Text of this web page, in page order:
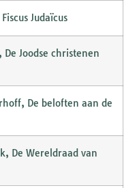
Judaïcus
Joodse christenen
De beloften aan de
De Wereldraad van